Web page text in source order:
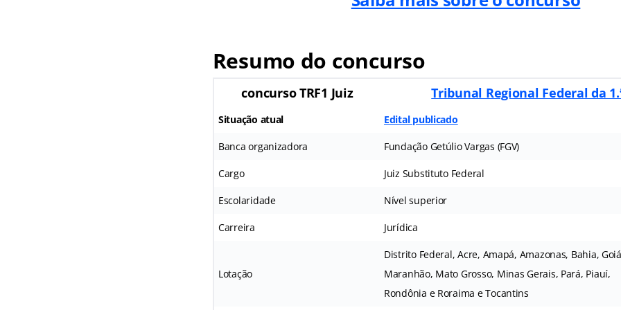
Resumo do concurso
concurso TRF1 Juiz Tribunal Regional Federal da
Situação atual Edital publicado
Banca organizadora Fundação Getúlio Vargas (FGV)
Cargo Juiz Substituto Federal
Escolaridade Nível superior
Carreira Jurídica
Lotação
Distrito Federal, Acre, Amapá, Amazonas, Bahia,
Maranhão, Mato Grosso, Minas Gerais, Pará, Piauí,
Rondônia e Roraima e Tocantins